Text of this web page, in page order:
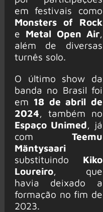
em festivais como
Monsters of Rock
e Metal Open Air,
além de diversas
turnês solo.
O último show da
banda no Brasil foi
em 18 de abril de
2024, também no
Espaço Unimed, já
com Teemu
Mäntysaari
substituindo Kiko
Loureiro, que
havia deixado a
formação no fim de
2023.